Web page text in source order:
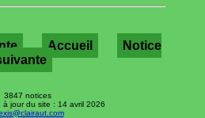
Accueil
Notice
3847 notices
à jour du site : 14 avril 2026